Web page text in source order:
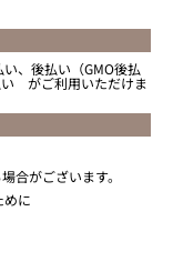
、後払い（GMO後払
い がご利用いただけま
合がございます。
めに